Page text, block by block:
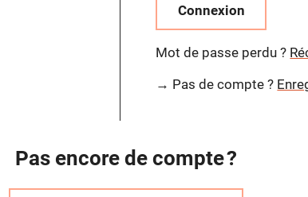
Connexion
Mot de passe perdu ?
→ Pas de compte ?
Pas encore de compte ?